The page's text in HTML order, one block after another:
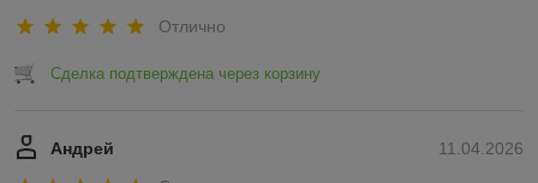
Отлично
Сделка подтверждена через корзину
11.04.2026
Андрей